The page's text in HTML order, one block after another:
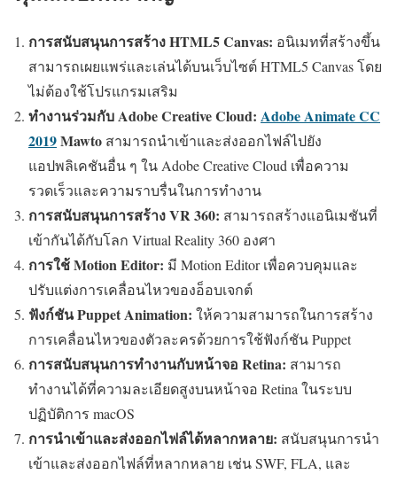
การสนับสนุนการสร้าง HTML5 Canvas: อนิเมทที่สร้างขึ้น
สามารถเผยแพร่และเล่นได้บนเว็บไซต์ HTML5 Canvas โดย
ไม่ต้องใช้โปรแกรมเสริม
ทำงานร่วมกับ Adobe Creative Cloud: Adobe Animate CC
2019Mawto สามารถนำเข้าและส่งออกไฟล์ไปยัง
แอปพลิเคชันอื่น ๆ ใน Adobe Creative Cloud เพื่อความ
รวดเร็วและความราบรื่นในการทำงาน
การสนับสนุนการสร้าง VR 360: สามารถสร้างแอนิเมชันที่
เข้ากันได้กับโลก Virtual Reality 360 องศา
การใช้ Motion Editor: มี Motion Editor เพื่อควบคุมและ
ปรับแต่งการเคลื่อนไหวของอ็อบเจกต์
ฟังก์ชัน Puppet Animation: ให้ความสามารถในการสร้าง
การเคลื่อนไหวของตัวละครด้วยการใช้ฟังก์ชัน Puppet
การสนับสนุนการทำงานกับหน้าจอ Retina: สามารถ
ทำงานได้ที่ความละเอียดสูงบนหน้าจอ Retina ในระบบ
ปฏิบัติการ macOS
การนำเข้าและส่งออกไฟล์ได้หลากหลาย: สนับสนุนการนำ
เข้าและส่งออกไฟล์ที่หลากหลาย เช่น SWF, FLA, และ